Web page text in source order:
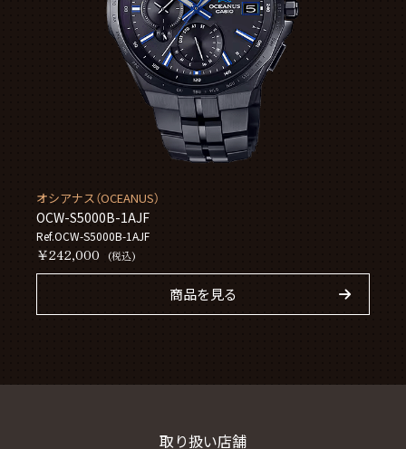
オシアナス（OCEANUS）
OCW-S5000B-1AJF
Ref.OCW-S5000B-1AJF
￥242,000 (税込)
商品を見る
取り扱い店舗